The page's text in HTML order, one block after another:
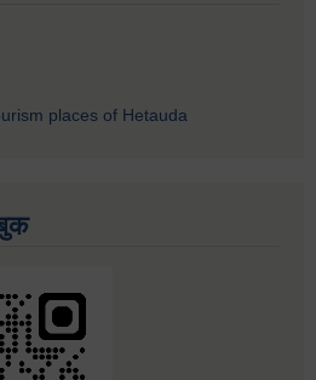
places of Hetauda